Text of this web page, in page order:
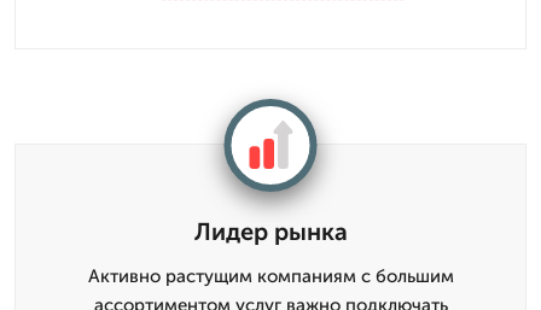
Лидер рынка
Активно растущим компаниям с большим
ассортиментом услуг важно подключать